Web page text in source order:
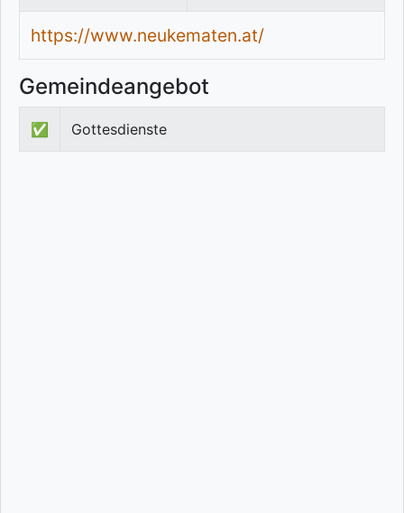
https://www.neukematen.at/
Gemeindeangebot
✅ Gottesdienste